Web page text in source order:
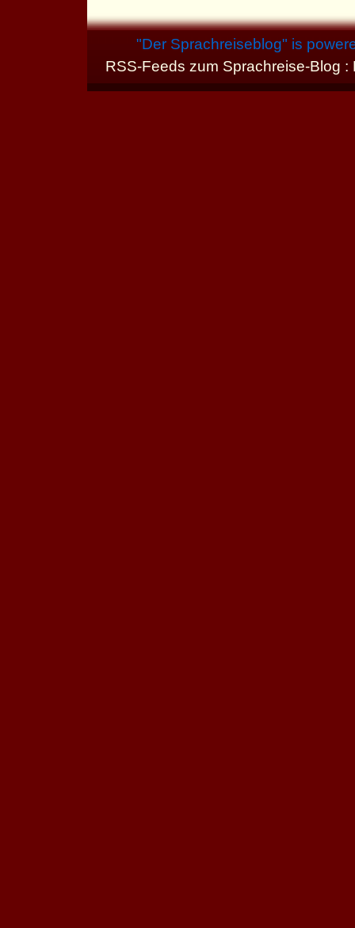
"Der Sprachreiseblog" is
RSS-Feeds zum Sprachreise-Blog :